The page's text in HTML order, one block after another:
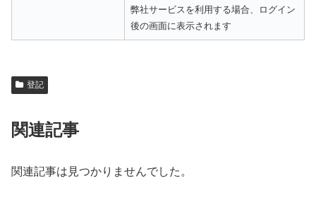
弊社サービスを利用する場合、ログイン
後の画面に表示されます
登記
関連記事
関連記事は見つかりませんでした。